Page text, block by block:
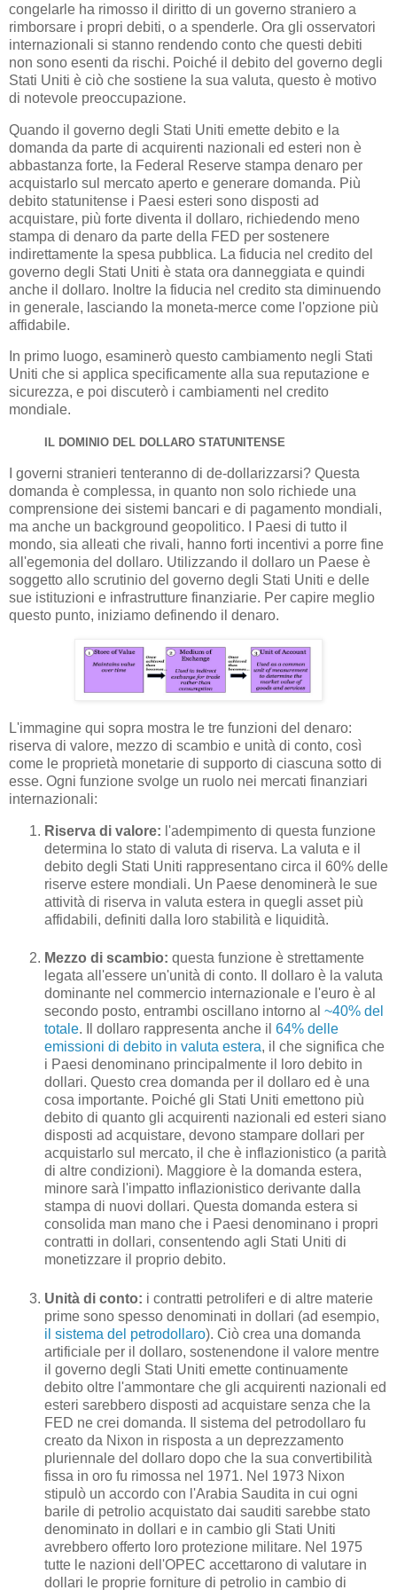
congelarle ha rimosso il diritto di un governo straniero a
rimborsare i propri debiti, o a spenderle. Ora gli osservatori
internazionali si stanno rendendo conto che questi debiti
non sono esenti da rischi. Poiché il debito del governo degli
Stati Uniti è ciò che sostiene la sua valuta, questo è motivo
di notevole preoccupazione.
Quando il governo degli Stati Uniti emette debito e la
domanda da parte di acquirenti nazionali ed esteri non è
abbastanza forte, la Federal Reserve stampa denaro per
acquistarlo sul mercato aperto e generare domanda. Più
debito statunitense i Paesi esteri sono disposti ad
acquistare, più forte diventa il dollaro, richiedendo meno
stampa di denaro da parte della FED per sostenere
indirettamente la spesa pubblica. La fiducia nel credito del
governo degli Stati Uniti è stata ora danneggiata e quindi
anche il dollaro. Inoltre la fiducia nel credito sta diminuendo
in generale, lasciando la moneta-merce come l'opzione più
affidabile.
In primo luogo, esaminerò questo cambiamento negli Stati
Uniti che si applica specificamente alla sua reputazione e
sicurezza, e poi discuterò i cambiamenti nel credito
mondiale.
IL DOMINIO DEL DOLLARO STATUNITENSE
I governi stranieri tenteranno di de-dollarizzarsi? Questa
domanda è complessa, in quanto non solo richiede una
comprensione dei sistemi bancari e di pagamento mondiali,
ma anche un background geopolitico. I Paesi di tutto il
mondo, sia alleati che rivali, hanno forti incentivi a porre fine
all'egemonia del dollaro. Utilizzando il dollaro un Paese è
soggetto allo scrutinio del governo degli Stati Uniti e delle
sue istituzioni e infrastrutture finanziarie. Per capire meglio
questo punto, iniziamo definendo il denaro.
L'immagine qui sopra mostra le tre funzioni del denaro:
riserva di valore, mezzo di scambio e unità di conto, così
come le proprietà monetarie di supporto di ciascuna sotto di
esse. Ogni funzione svolge un ruolo nei mercati finanziari
internazionali:
Riserva di valore: l'adempimento di questa funzione
determina lo stato di valuta di riserva. La valuta e il
debito degli Stati Uniti rappresentano circa il 60% delle
riserve estere mondiali. Un Paese denominerà le sue
attività di riserva in valuta estera in quegli asset più
affidabili, definiti dalla loro stabilità e liquidità.
Mezzo di scambio: questa funzione è strettamente
legata all'essere un'unità di conto. Il dollaro è la valuta
dominante nel commercio internazionale e l'euro è al
secondo posto, entrambi oscillano intorno al ~40% del
totale. Il dollaro rappresenta anche il 64% delle
emissioni di debito in valuta estera, il che significa che
i Paesi denominano principalmente il loro debito in
dollari. Questo crea domanda per il dollaro ed è una
cosa importante. Poiché gli Stati Uniti emettono più
debito di quanto gli acquirenti nazionali ed esteri siano
disposti ad acquistare, devono stampare dollari per
acquistarlo sul mercato, il che è inflazionistico (a parità
di altre condizioni). Maggiore è la domanda estera,
minore sarà l'impatto inflazionistico derivante dalla
stampa di nuovi dollari. Questa domanda estera si
consolida man mano che i Paesi denominano i propri
contratti in dollari, consentendo agli Stati Uniti di
monetizzare il proprio debito.
Unità di conto: i contratti petroliferi e di altre materie
prime sono spesso denominati in dollari (ad esempio,
il sistema del petrodollaro). Ciò crea una domanda
artificiale per il dollaro, sostenendone il valore mentre
il governo degli Stati Uniti emette continuamente
debito oltre l'ammontare che gli acquirenti nazionali ed
esteri sarebbero disposti ad acquistare senza che la
FED ne crei domanda. Il sistema del petrodollaro fu
creato da Nixon in risposta a un deprezzamento
pluriennale del dollaro dopo che la sua convertibilità
fissa in oro fu rimossa nel 1971. Nel 1973 Nixon
stipulò un accordo con l'Arabia Saudita in cui ogni
barile di petrolio acquistato dai sauditi sarebbe stato
denominato in dollari e in cambio gli Stati Uniti
avrebbero offerto loro protezione militare. Nel 1975
tutte le nazioni dell'OPEC accettarono di valutare in
dollari le proprie forniture di petrolio in cambio di